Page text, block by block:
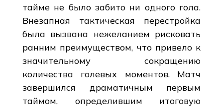
тайме не было забито ни одного гола.
Внезапная тактическая перестройка
была вызвана нежеланием рисковать
ранним преимуществом, что привело к
значительному сокращению
количества голевых моментов. Матч
завершился драматичным первым
таймом, определившим итоговую